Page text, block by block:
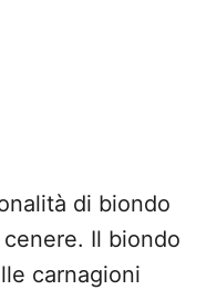
di biondo
Il biondo
carnagioni